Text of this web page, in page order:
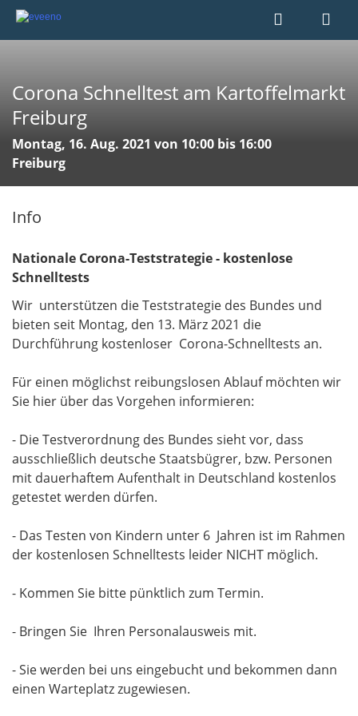
Corona Schnelltest am Kartoffelmarkt
Freiburg
Montag, 16. Aug. 2021 von 10:00 bis 16:00
Freiburg
Info
Nationale Corona-Teststrategie - kostenlose
Schnelltests
Wir unterstützen die Teststrategie des Bundes und
bieten seit Montag, den 13. März 2021 die
Durchführung kostenloser Corona-Schnelltests an.
Für einen möglichst reibungslosen Ablauf möchten wir
Sie hier über das Vorgehen informieren:
- Die Testverordnung des Bundes sieht vor, dass
ausschließlich deutsche Staatsbügrer, bzw. Personen
mit dauerhaftem Aufenthalt in Deutschland kostenlos
getestet werden dürfen.
- Das Testen von Kindern unter 6 Jahren ist im Rahmen
der kostenlosen Schnelltests leider NICHT möglich.
- Kommen Sie bitte pünktlich zum Termin.
- Bringen Sie Ihren Personalausweis mit.
- Sie werden bei uns eingebucht und bekommen dann
einen Warteplatz zugewiesen.